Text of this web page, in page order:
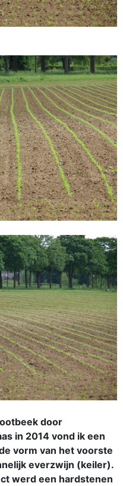
door
in 2014 vond ik een
vorm van het voorste
everzwijn (keiler).
werd een hardstenen